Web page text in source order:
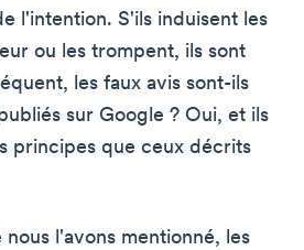
l'intention. S'ils induisent les
ou les trompent, ils sont
les faux avis sont-ils
sur Google ? Oui, et ils
principes que ceux décrits
l'avons mentionné, les